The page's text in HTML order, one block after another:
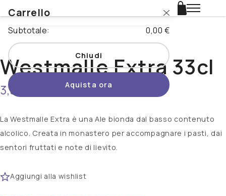
Login
Catalogo
Stili
Nazioni
Promo
Carrello
Subtotale: 0,00 €
Chiudi
Aquista ora
Westmalle Extra 33cl
3,30 € non disponibile
La Westmalle Extra è una Ale bionda dal basso contenuto
alcolico. Creata in monastero per accompagnare i pasti, dai
sentori fruttati e note di lievito.
Aggiungi alla wishlist